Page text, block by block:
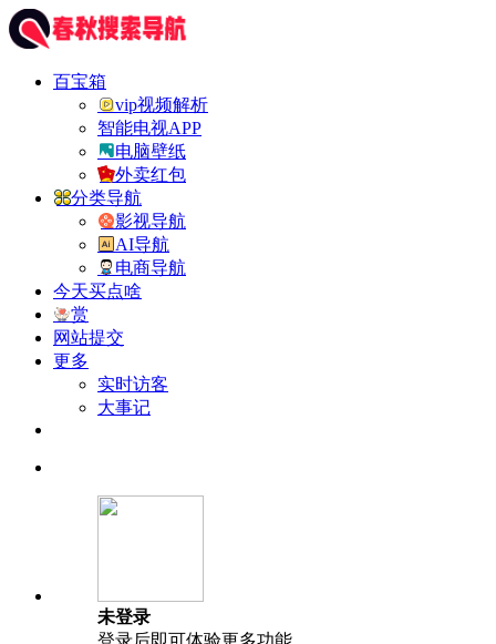
百宝箱
vip视频解析
智能电视APP
电脑壁纸
外卖红包
分类导航
影视导航
AI导航
电商导航
今天买点啥
赏
网站提交
更多
实时访客
大事记
未登录
登录后即可体验更多功能